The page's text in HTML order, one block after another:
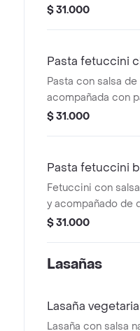
$ 31.000
Pasta fetuccini
Pasta con salsa
acompañada con
$ 31.000
Pasta fetuccini
Fetuccini con
y acompañado de
$ 31.000
Lasañas
Lasaña
Lasaña con salsa